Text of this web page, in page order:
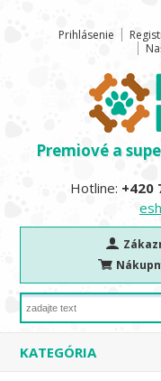
Prihlásenie
Premiové a
Hotline: +420
KATEGÓRIA